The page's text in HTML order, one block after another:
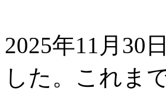
2025年11月30
した。これま